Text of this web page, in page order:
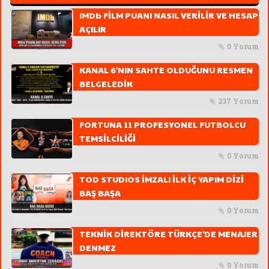
IMDb FİLM PUANI NASIL VERİLİR VE HESAP
AÇILIR
0 Yorum
KANAL 6'NIN SAHTE OLDUĞUNU RESMEN
BELGELEDİK
237 Yorum
FORTUNA 11 PROFESYONEL FUTBOLCU
TEMSİLCİLİĞİ
0 Yorum
TOD STUDIOS İMZALI İLK İÇ YAPIM DİZİ
BAŞ BAŞA
0 Yorum
TEKNİK DİREKTÖRE TÜRKÇE'DE MENAJER
DENMEZ
0 Yorum